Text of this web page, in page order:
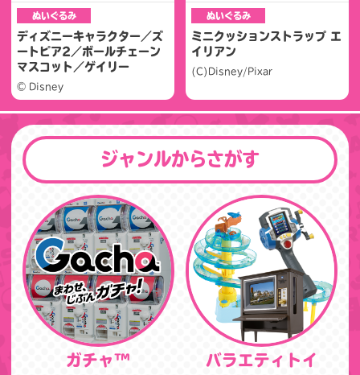
ぬいぐるみ
ディズニーキャラクター／ズ
ートピア2／ボールチェーン
マスコット／ゲイリー
© Disney
ぬいぐるみ
ミニクッションストラップ エ
イリアン
(C)Disney/Pixar
ジャンルからさがす
ガチャ™ バラエティトイ